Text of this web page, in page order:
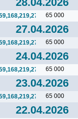
65 000
27.04.2026
65 000
24.04.2026
65 000
23.04.2026
65 000
22.04.2026